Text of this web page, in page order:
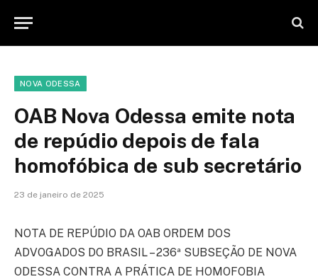
NOVA ODESSA
OAB Nova Odessa emite nota
de repúdio depois de fala
homofóbica de sub secretário
23 de janeiro de 2025
NOTA DE REPÚDIO DA OAB ORDEM DOS
ADVOGADOS DO BRASIL – 236ª SUBSEÇÃO DE NOVA
ODESSA CONTRA A PRÁTICA DE HOMOFOBIA